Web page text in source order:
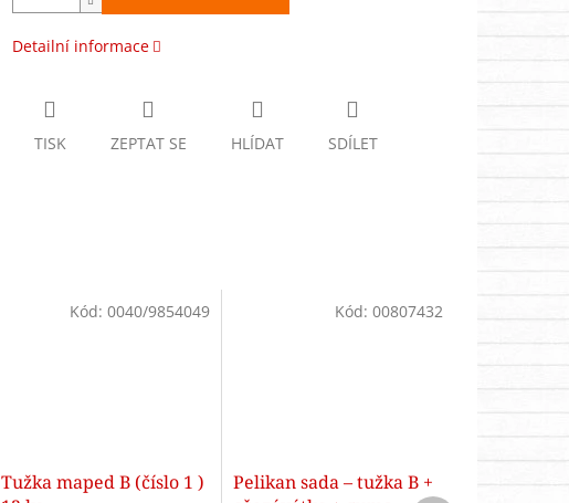
Detailní informace
TISK ZEPTAT SE HLÍDAT SDÍLET
Tužka maped B (číslo 1 )
Kód:0040/9854049
Pelikan sada – tužka B +
Kód: 00807432